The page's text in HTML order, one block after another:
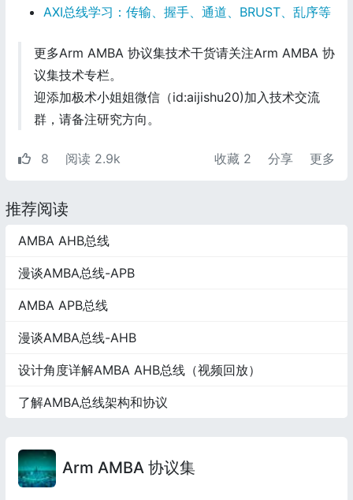
AXI总线学习：传输、握手、通道、BRUST、乱序等
更多Arm AMBA 协议集技术干货请关注Arm AMBA 协
议集技术专栏。
迎添加极术小姐姐微信（id:aijishu20)加入技术交流
群，请备注研究方向。
8 阅读 2.9k 收藏 2 分享 更多
推荐阅读
AMBA AHB总线
漫谈AMBA总线-APB
AMBA APB总线
漫谈AMBA总线-AHB
设计角度详解AMBA AHB总线（视频回放）
了解AMBA总线架构和协议
Arm AMBA 协议集